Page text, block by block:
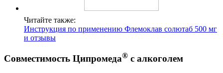
Читайте также:
Инструкция по применению Флемоклав солютаб 500 мг
и отзывы
Совместимость Ципромеда® с алкоголем